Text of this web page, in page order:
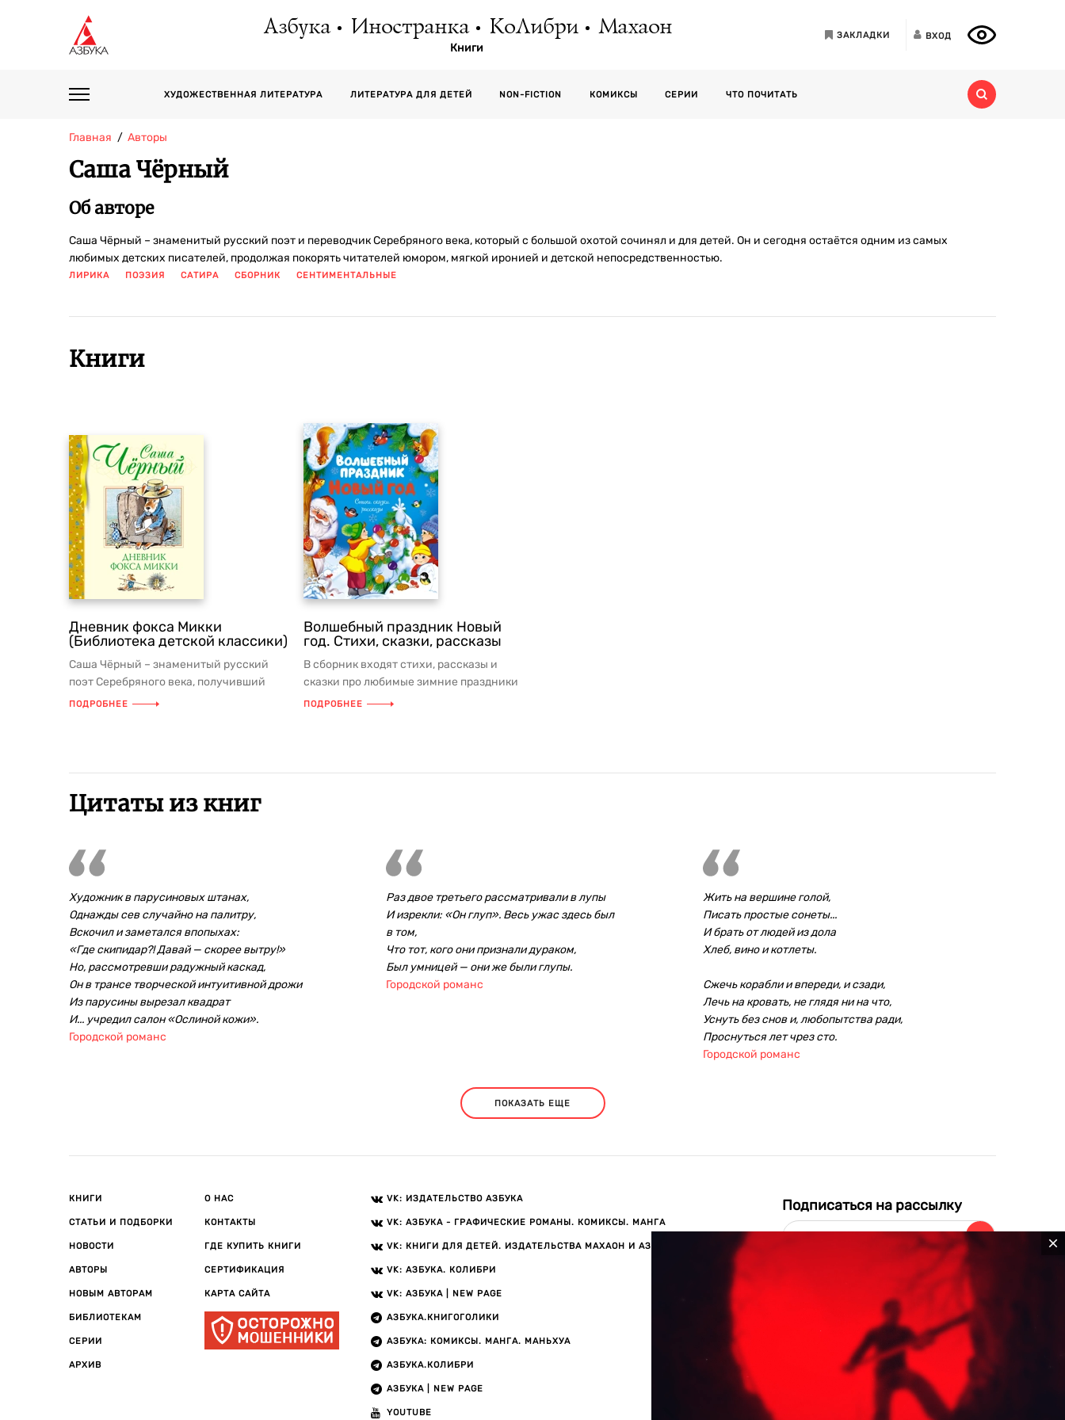
Азбука Иностранка КоЛибри Махаон
Книги
ЗАКЛАДКИ ВХОД
ХУДОЖЕСТВЕННАЯ ЛИТЕРАТУРА ЛИТЕРАТУРА ДЛЯ ДЕТЕЙ NON-FICTION КОМИКСЫ СЕРИИ ЧТО ПОЧИТАТЬ
Главная Авторы
Саша Чёрный
Об авторе
Саша Чёрный – знаменитый русский поэт и переводчик Серебряного века, который с большой охотой сочинял и для детей. Он и сегодня остаётся одним из самых
любимых детских писателей, продолжая покорять читателей юмором, мягкой иронией и детской непосредственностью.
ЛИРИКА ПОЭЗИЯ САТИРА СБОРНИК СЕНТИМЕНТАЛЬНЫЕ
Книги
Дневник фокса Микки
(Библиотека детской классики)
Саша Чёрный – знаменитый русский
поэт Серебряного века, получивший
мировую славу в том числе и как а...
ПОДРОБНЕЕ
Волшебный праздник Новый
год. Стихи, сказки, рассказы
В сборник входят стихи, рассказы и
сказки про любимые зимние праздники
– Новый год и Рождество. По т...
ПОДРОБНЕЕ
Цитаты из книг
Художник в парусиновых штанах,
Однажды сев случайно на палитру,
Вскочил и заметался впопыхах:
«Где скипидар?! Давай — скорее вытру!»
Но, рассмотревши радужный каскад,
Он в трансе творческой интуитивной дрожи
Из парусины вырезал квадрат
И... учредил салон «Ослиной кожи».
Городской романс
Раз двое третьего рассматривали в лупы
И изрекли: «Он глуп». Весь ужас здесь был
в том,
Что тот, кого они признали дураком,
Был умницей — они же были глупы.
Городской романс
Жить на вершине голой,
Писать простые сонеты...
И брать от людей из дола
Хлеб, вино и котлеты.
Сжечь корабли и впереди, и сзади,
Лечь на кровать, не глядя ни на что,
Уснуть без снов и, любопытства ради,
Проснуться лет чрез сто.
Городской романс
ПОКАЗАТЬ ЕЩЕ
КНИГИ
СТАТЬИ И ПОДБОРКИ
НОВОСТИ
АВТОРЫ
НОВЫМ АВТОРАМ
БИБЛИОТЕКАМ
СЕРИИ
АРХИВ
О НАС
КОНТАКТЫ
ГДЕ КУПИТЬ КНИГИ
СЕРТИФИКАЦИЯ
КАРТА САЙТА
VK: ИЗДАТЕЛЬСТВО АЗБУКА
VK: АЗБУКА - ГРАФИЧЕСКИЕ РОМАНЫ. КОМИКСЫ. МАНГА
VK: КНИГИ ДЛЯ ДЕТЕЙ. ИЗДАТЕЛЬСТВА МАХАОН И АЗБУКА
VK: АЗБУКА. КОЛИБРИ
VK: АЗБУКА | NEW PAGE
АЗБУКА.КНИГОГОЛИКИ
АЗБУКА: КОМИКСЫ. МАНГА. МАНЬХУА
АЗБУКА.КОЛИБРИ
АЗБУКА | NEW PAGE
YOUTUBE
Подписаться на рассылку
я
наобработку и
моих персональных
данных